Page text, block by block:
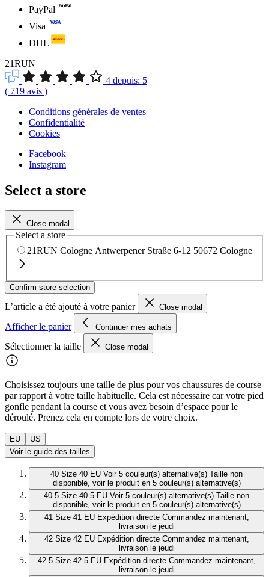
PayPal
Visa
DHL
21RUN
4 depuis: 5
( 719 avis )
Conditions générales de ventes
Confidentialité
Cookies
Facebook
Instagram
Select a store
Close modal
Select a store
21RUN Cologne Antwerpener Straße 6-12 50672 Cologne
Confirm store selection
L’article a été ajouté à votre panier Close modal
Afficher le panier Continuer mes achats
Sélectionner la taille Close modal
Choisissez toujours une taille de plus pour vos chaussures de course
par rapport à votre taille habituelle. Cela est nécessaire car votre pied
gonfle pendant la course et vous avez besoin d’espace pour le
déroulé. Prenez cela en compte lors de votre choix.
EU
US
Voir le guide des tailles
40 Size 40 EU Voir 5 couleur(s) alternative(s) Taille non
disponible, voir le produit en 5 couleur(s) alternative(s)
40.5 Size 40.5 EU Voir 5 couleur(s) alternative(s) Taille non
disponible, voir le produit en 5 couleur(s) alternative(s)
41 Size 41 EU Expédition directe Commandez maintenant,
livraison le jeudi
42 Size 42 EU Expédition directe Commandez maintenant,
livraison le jeudi
42.5 Size 42.5 EU Expédition directe Commandez maintenant,
livraison le jeudi